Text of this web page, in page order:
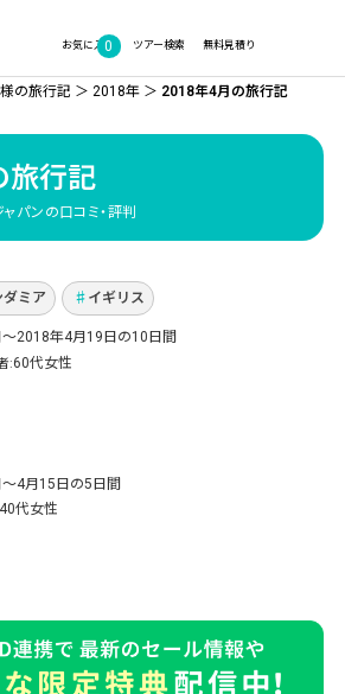
お気に入り
0 無料見積り
ツアー検索
の旅行記 2018年 2018年4月の旅行記
旅行記
ャパンの口コミ・評判
緒にロンドン＆湖水地方を堪
ダミア イギリス
2018年4月19日の10日間
60代女性
ソンクラーン参加にサムイ島
4月15日の5日間
40代女性